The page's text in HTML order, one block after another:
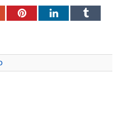
PinterestLinkedInTumblr